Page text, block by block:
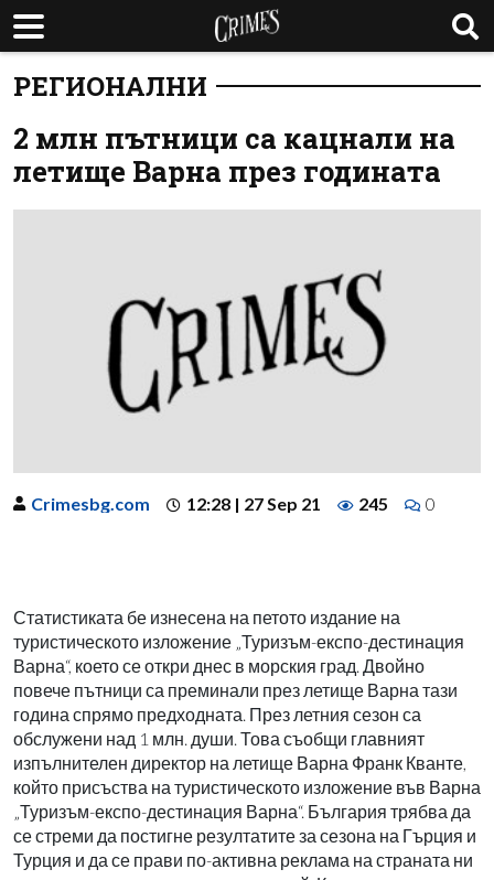
РЕГИОНАЛНИ
2 млн пътници са кацнали на
летище Варна през годината
Crimesbg.com 12:28 | 27 Sep 21 245 0
Статистиката бе изнесена на петото издание на
туристическото изложение „Туризъм-експо-дестинация
Варна“, което се откри днес в морския град. Двойно
повече пътници са преминали през летище Варна тази
година спрямо предходната. През летния сезон са
обслужени над 1 млн. души. Това съобщи главният
изпълнителен директор на летище Варна Франк Кванте,
който присъства на туристическото изложение във Варна
„Туризъм-експо-дестинация Варна“. България трябва да
се стреми да постигне резултатите за сезона на Гърция и
Турция и да се прави по-активна реклама на страната ни